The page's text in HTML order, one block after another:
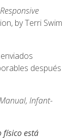
by Terri Swim
después
Infant-
físico está